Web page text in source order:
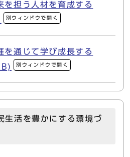
担う人材を育成する
別ウィンドウで開く
通じて学び成長する
別ウィンドウで開く
活を豊かにする環境づ